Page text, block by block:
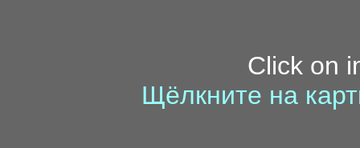
Click on
Щёлкните на